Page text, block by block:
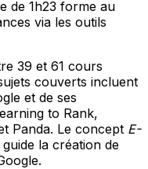
de 1h23 forme au
via les outils
39 et 61 cours
couverts incluent
et de ses
to Rank,
Panda. Le concept E-
la création de